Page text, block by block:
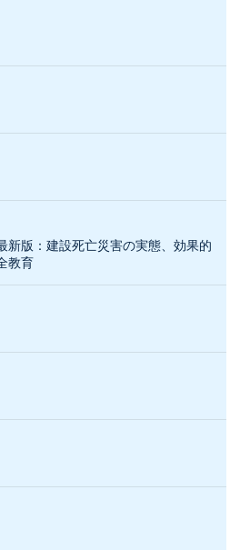
新版：建設死亡災害の実態、効果的
教育